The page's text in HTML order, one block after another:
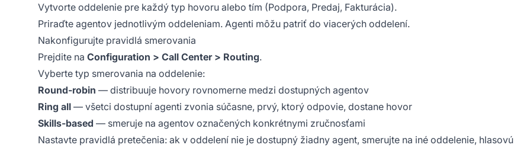
Vytvorte oddelenie pre každý typ hovoru alebo tím (Podpora, Predaj, Fakturácia).
Priraďte agentov jednotlivým oddeleniam. Agenti môžu patriť do viacerých oddelení.
Nakonfigurujte pravidlá smerovania
Prejdite na Configuration > Call Center > Routing.
Vyberte typ smerovania na oddelenie:
Round-robin — distribuuje hovory rovnomerne medzi dostupných agentov
Ring all — všetci dostupní agenti zvonia súčasne, prvý, ktorý odpovie, dostane hovor
Skills-based — smeruje na agentov označených konkrétnymi zručnosťami
Nastavte pravidlá pretečenia: ak v oddelení nie je dostupný žiadny agent, smerujte na iné oddelenie, hlasovú